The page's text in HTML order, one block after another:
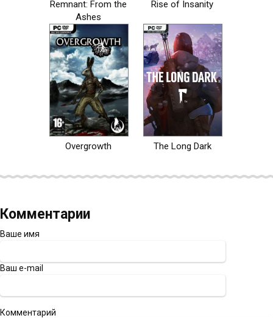
Remnant: From the
Ashes
Rise of Insanity
Overgrowth The Long Dark
Комментарии
Ваше имя
Ваш e-mail
Комментарий